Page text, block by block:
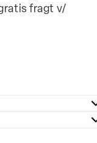
fragt v/